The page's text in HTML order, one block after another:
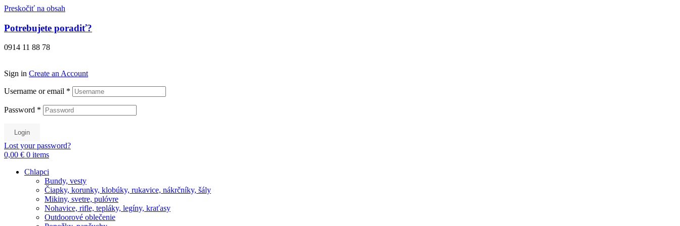
Preskočiť na obsah
Potrebujete poradiť?
0914 11 88 78
Sign in Create an Account
Username or email *
Password *
Login
Lost your password?
0,00 € 0 items
Chlapci
Bundy, vesty
Čiapky, korunky, klobúky, rukavice, nákrčníky, šály
Mikiny, svetre, pulóvre
Nohavice, rifle, tepláky, legíny, kraťasy
Outdoorové oblečenie